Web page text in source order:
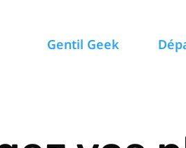
Gentil Geek